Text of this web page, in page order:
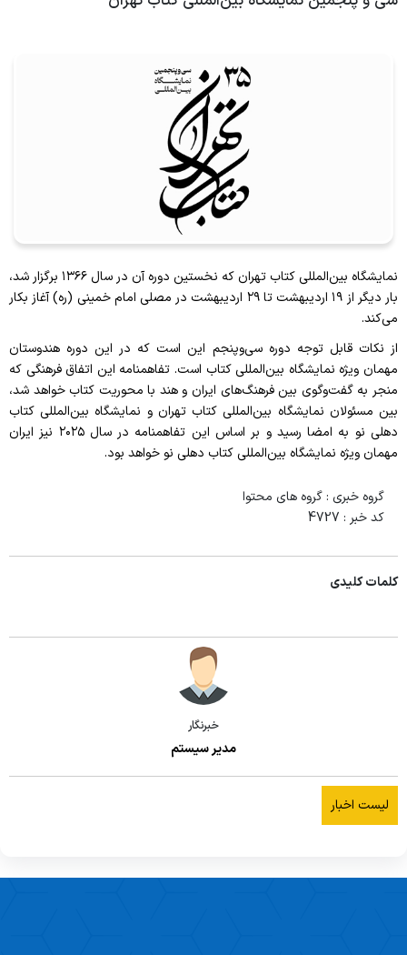
فرآیند سفارش کتاب لاتین و فارسی
نمایشگاه بین‌المللی کتاب تهران که نخستین دوره آن در سال ۱۳۶۶ برگزار شد،
بار دیگر از ۱۹ اردیبهشت تا ۲۹ اردیبهشت در مصلی امام خمینی (ره) آغاز بکار
می‌کند.
از نکات قابل توجه دوره سی‌وپنجم این است که در این دوره هندوستان
مهمان ویژه نمایشگاه بین‌المللی کتاب است. تفاهمنامه این اتفاق فرهنگی که
منجر به گفت‌وگوی بین فرهنگ‌های ایران و هند با محوریت کتاب خواهد شد،
بین مسئولان نمایشگاه بین‌المللی کتاب تهران و نمایشگاه بین‌المللی کتاب
دهلی نو به امضا رسید و بر اساس این تفاهمنامه در سال ۲۰۲۵ نیز ایران
مهمان ویژه نمایشگاه بین‌المللی کتاب دهلی نو خواهد بود.
گروه خبری : گروه های محتوا
کد خبر : 4727
کلمات کلیدی
خبرنگار
مدیر سیستم
لیست اخبار